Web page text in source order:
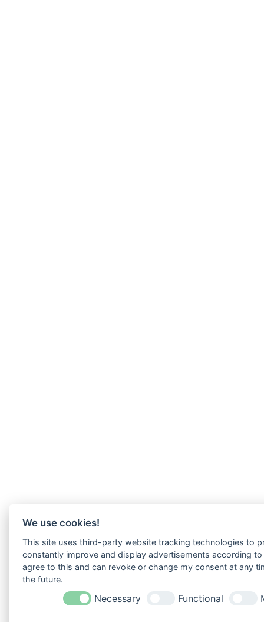
We use cookies!
This site uses third-party website tracking technologies to
constantly improve and display advertisements according
agree to this and can revoke or change my consent at any
the future.
Necessary Functional